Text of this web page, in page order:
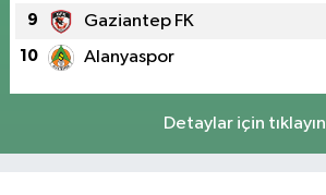
9 Gaziantep FK
10 Alanyaspor
Detaylar için tıklayın